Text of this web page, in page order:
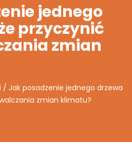
jednego
przyczynić
zmian
/ Jak posadzenie jednego drzewa
zmian klimatu?